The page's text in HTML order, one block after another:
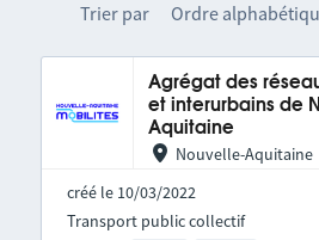
Trier par Ordre
Agrégat des
et interurbains de
Aquitaine
Nouvelle-Aquitaine
créé le 10/03/2022
Transport public collectif